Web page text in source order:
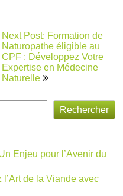
Next Post: Formation de
Naturopathe éligible au
CPF : Développez Votre
Expertise en Médecine
Naturelle
Rechercher
Enjeu pour l’Avenir du
de la Viande avec